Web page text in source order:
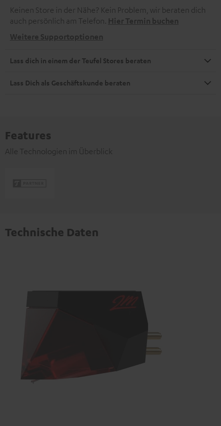
Keinen Store in der Nähe? Kein Problem, wir beraten dich
auch persönlich am Telefon. Hier Termin buchen
Weitere Supportoptionen
Lass dich in einem der Teufel Stores beraten
Lass Dich als Geschäftskunde beraten
Features
Alle Technologien im Überblick
Technische Daten